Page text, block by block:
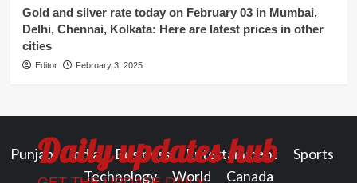
Gold and silver rate today on February 03 in Mumbai,
Delhi, Chennai, Kolkata: Here are latest prices in other
cities
Editor February 3, 2025
Daily updates hub
Punjab India Business Entertainment
Sports
Technology
World Canada